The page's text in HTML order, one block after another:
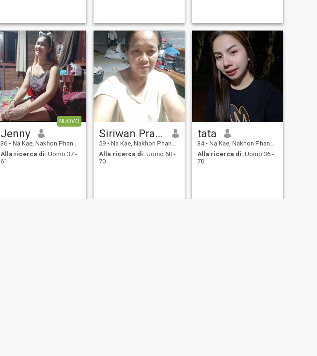
NUOVO
Jenny
36 • Na Kae, Nakhon Phanom, Thailandia
Alla ricerca di: Uomo 37 -
61
Siriwan Pratumduang
59 • Na Kae, Nakhon Phanom, Thailandia
Alla ricerca di: Uomo 60 -
70
tata
34 • Na Kae, Nakhon Phanom, Thailandia
Alla ricerca di: Uomo 36 -
70